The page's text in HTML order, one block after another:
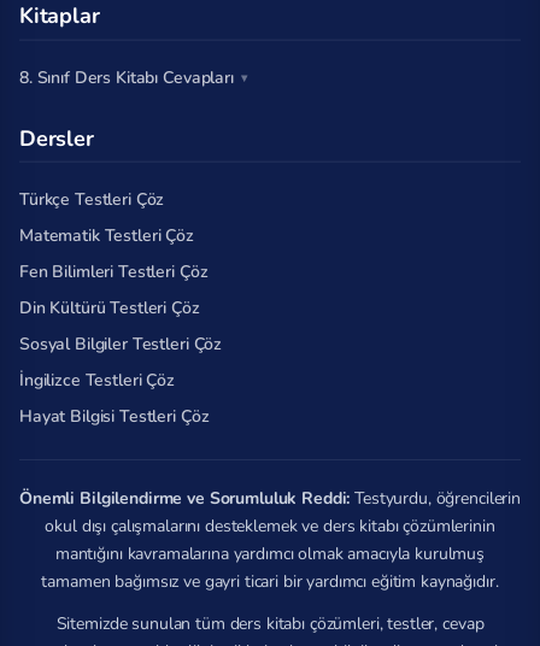
Kitaplar
8. Sınıf Ders Kitabı Cevapları
Dersler
Türkçe Testleri Çöz
Matematik Testleri Çöz
Fen Bilimleri Testleri Çöz
Din Kültürü Testleri Çöz
Sosyal Bilgiler Testleri Çöz
İngilizce Testleri Çöz
Hayat Bilgisi Testleri Çöz
Önemli Bilgilendirme ve Sorumluluk Reddi: Testyurdu, öğrencilerin
okul dışı çalışmalarını desteklemek ve ders kitabı çözümlerinin
mantığını kavramalarına yardımcı olmak amacıyla kurulmuş
tamamen bağımsız ve gayri ticari bir yardımcı eğitim kaynağıdır.
Sitemizde sunulan tüm ders kitabı çözümleri, testler, cevap